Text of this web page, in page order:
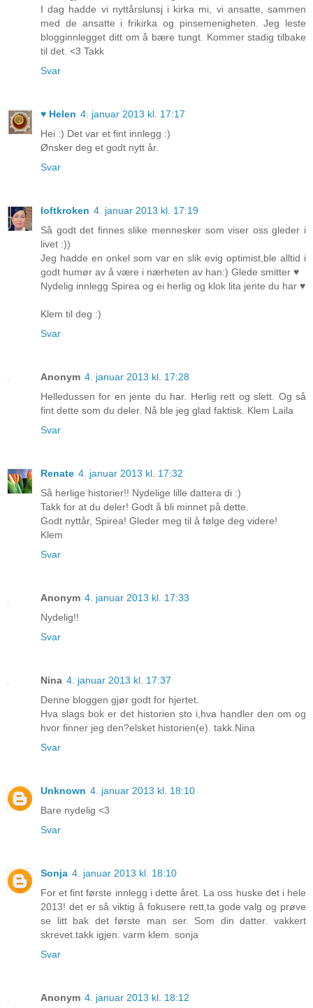
I dag hadde vi nyttårslunsj i kirka mi, vi ansatte, sammen
med de ansatte i frikirka og pinsemenigheten. Jeg leste
blogginnlegget ditt om å bære tungt. Kommer stadig tilbake
til det. <3 Takk
Svar
♥ Helen 4. januar 2013 kl. 17:17
Hei :) Det var et fint innlegg :)
Ønsker deg et godt nytt år.
Svar
loftkroken 4. januar 2013 kl. 17:19
Så godt det finnes slike mennesker som viser oss gleder i
livet :))
Jeg hadde en onkel som var en slik evig optimist,ble alltid i
godt humør av å være i nærheten av han:) Glede smitter ♥
Nydelig innlegg Spirea og ei herlig og klok lita jente du har ♥
Klem til deg :)
Svar
Anonym 4. januar 2013 kl. 17:28
Helledussen for en jente du har. Herlig rett og slett. Og så
fint dette som du deler. Nå ble jeg glad faktisk. Klem Laila
Svar
Renate 4. januar 2013 kl. 17:32
Så herlige historier!! Nydelige lille dattera di :)
Takk for at du deler! Godt å bli minnet på dette.
Godt nyttår, Spirea! Gleder meg til å følge deg videre!
Klem
Svar
Anonym 4. januar 2013 kl. 17:33
Nydelig!!
Svar
Nina 4. januar 2013 kl. 17:37
Denne bloggen gjør godt for hjertet.
Hva slags bok er det historien sto i,hva handler den om og
hvor finner jeg den?elsket historien(e). takk.Nina
Svar
Unknown 4. januar 2013 kl. 18:10
Bare nydelig <3
Svar
Sonja 4. januar 2013 kl. 18:10
For et fint første innlegg i dette året. La oss huske det i hele
2013! det er så viktig å fokusere rett,ta gode valg og prøve
se litt bak det første man ser. Som din datter. vakkert
skrevet.takk igjen. varm klem. sonja
Svar
Anonym 4. januar 2013 kl. 18:12